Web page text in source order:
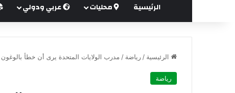
الرئيسية محليات عربي ودولي
الرئيسية / رياضة / مدرب الولايات المتحدة يرى أن خطأ بالوغون
رياضة